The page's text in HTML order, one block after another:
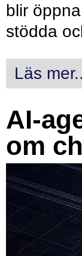
blir
stödda
Läs
AI-
om